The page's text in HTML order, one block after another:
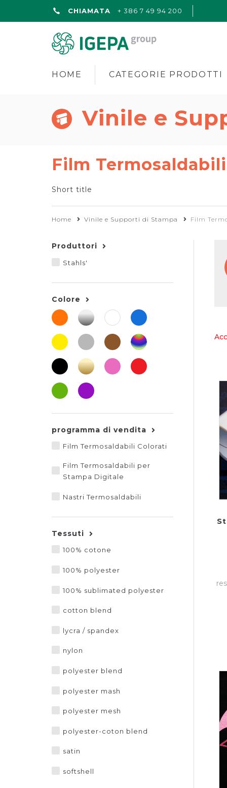
CHIAMATA + 386 7 49 94 200
HOME CATEGORIE PRODOTTI
Vinile e
Film Termosaldabili
Short title
Home Vinile e Supporti di Stampa Film
Produttori
Stahls'
Colore
programma di vendita
Film Termosaldabili Colorati
Film Termosaldabili per
Stampa Digitale
Nastri Termosaldabili
Tessuti
100% cotone
100% polyester
100% sublimated polyester
cotton blend
lycra / spandex
nylon
polyester blend
polyester mash
polyester mesh
polyester-coton blend
satin
softshell